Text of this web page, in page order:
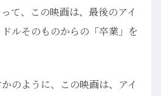
て、この映画は、最後のアイ
ルそのものからの「卒業」を
のように、この映画は、アイ